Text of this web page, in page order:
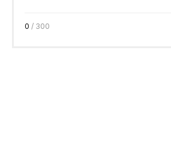
0 / 300